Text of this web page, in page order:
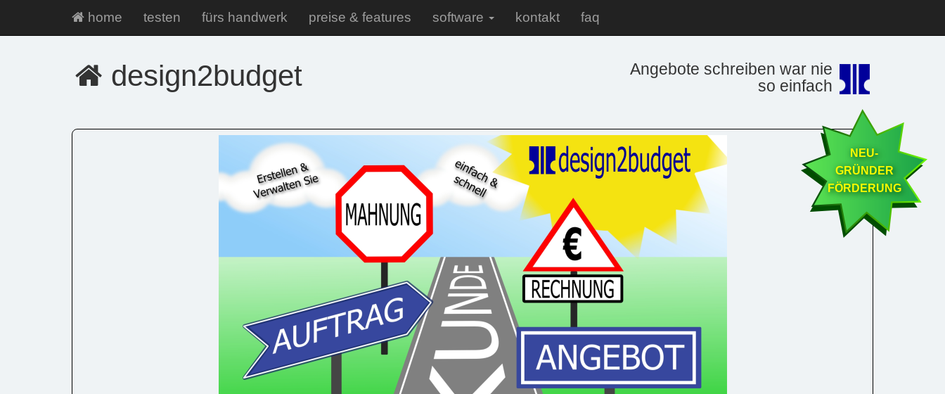
home testen fürs handwerk preise & features software kontakt faq
design2budget
Angebote schreiben war nie
so einfach
NEU-
GRÜNDER
FÖRDERUNG